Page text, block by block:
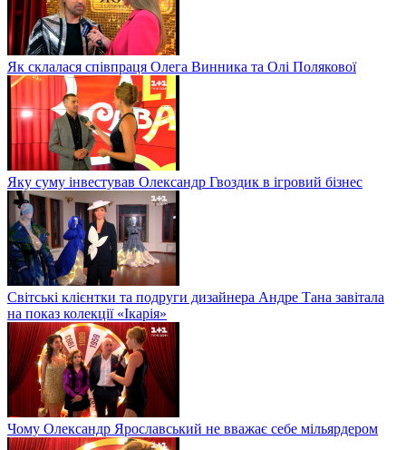
Як склалася співпраця Олега Винника та Олі Полякової
Яку суму інвестував Олександр Гвоздик в ігровий бізнес
Світські клієнтки та подруги дизайнера Андре Тана завітала
на показ колекції «Ікарія»
Чому Олександр Ярославський не вважає себе мільярдером